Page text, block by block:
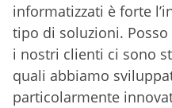
informatizzati è forte
tipo di soluzioni.
i nostri clienti ci sono
quali abbiamo
particolarmente